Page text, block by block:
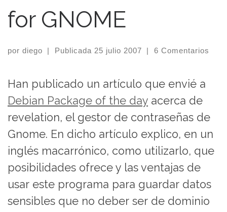
for GNOME
por diego | Publicada 25 julio 2007 | 6 Comentarios
Han publicado un artículo que envié a
Debian Package of the day acerca de
revelation, el gestor de contraseñas de
Gnome. En dicho artículo explico, en un
inglés macarrónico, como utilizarlo, que
posibilidades ofrece y las ventajas de
usar este programa para guardar datos
sensibles que no deber ser de dominio